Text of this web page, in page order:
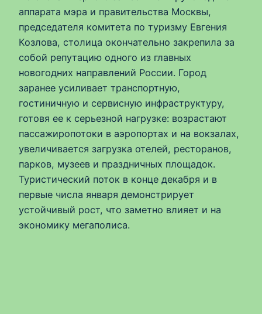
аппарата мэра и правительства Москвы,
председателя комитета по туризму Евгения
Козлова, столица окончательно закрепила за
собой репутацию одного из главных
новогодних направлений России. Город
заранее усиливает транспортную,
гостиничную и сервисную инфраструктуру,
готовя ее к серьезной нагрузке: возрастают
пассажиропотоки в аэропортах и на вокзалах,
увеличивается загрузка отелей, ресторанов,
парков, музеев и праздничных площадок.
Туристический поток в конце декабря и в
первые числа января демонстрирует
устойчивый рост, что заметно влияет и на
экономику мегаполиса.